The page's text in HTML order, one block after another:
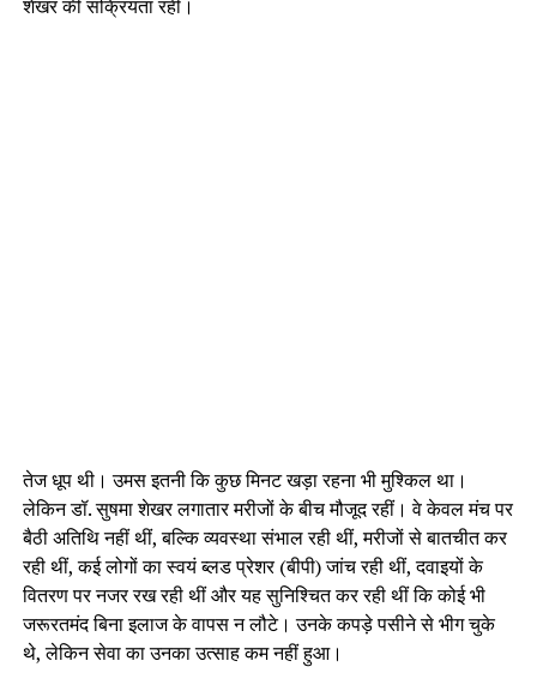
शेखर की सक्रियता रही।
तेज धूप थी। उमस इतनी कि कुछ मिनट खड़ा रहना भी मुश्किल था।
लेकिन डॉ. सुषमा शेखर लगातार मरीजों के बीच मौजूद रहीं। वे केवल मंच पर
बैठी अतिथि नहीं थीं, बल्कि व्यवस्था संभाल रही थीं, मरीजों से बातचीत कर
रही थीं, कई लोगों का स्वयं ब्लड प्रेशर (बीपी) जांच रही थीं, दवाइयों के
वितरण पर नजर रख रही थीं और यह सुनिश्चित कर रही थीं कि कोई भी
जरूरतमंद बिना इलाज के वापस न लौटे। उनके कपड़े पसीने से भीग चुके
थे, लेकिन सेवा का उनका उत्साह कम नहीं हुआ।